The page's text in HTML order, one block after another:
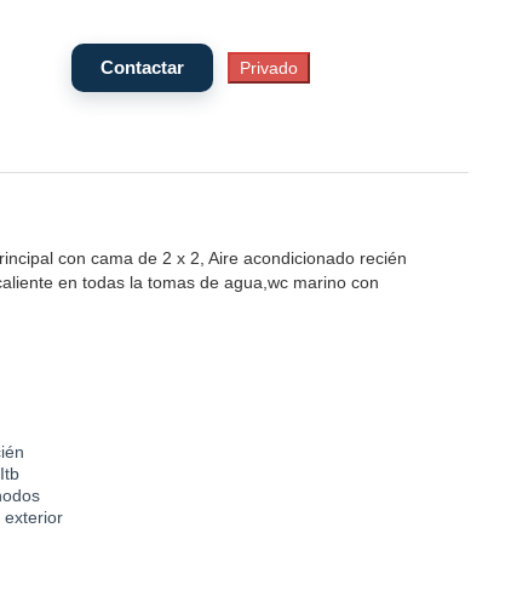
con cama de 2 x 2, Aire acondicionado recién
en todas la tomas de agua,wc marino con
exterior